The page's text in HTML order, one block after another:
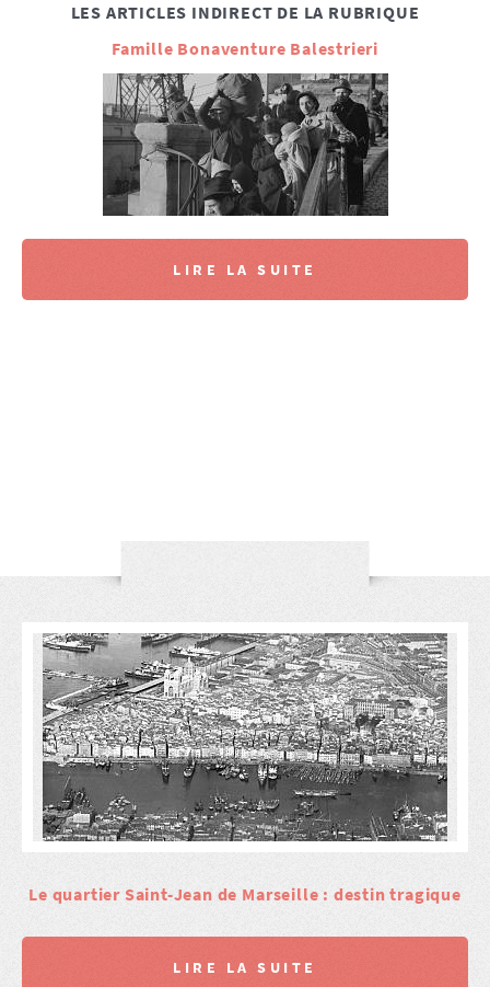
LES ARTICLES INDIRECT DE LA RUBRIQUE
Famille Bonaventure Balestrieri
LIRE LA SUITE
Le quartier Saint-Jean de Marseille : destin tragique
LIRE LA SUITE